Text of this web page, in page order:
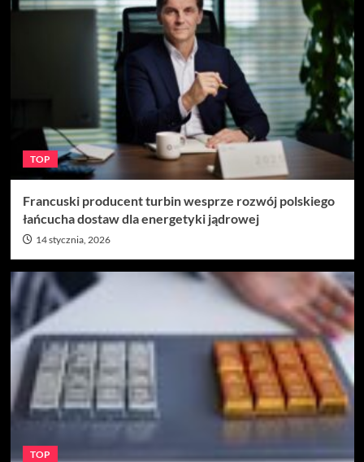
TOP
Francuski producent turbin wesprze rozwój polskiego
łańcucha dostaw dla energetyki jądrowej
14 stycznia, 2026
TOP